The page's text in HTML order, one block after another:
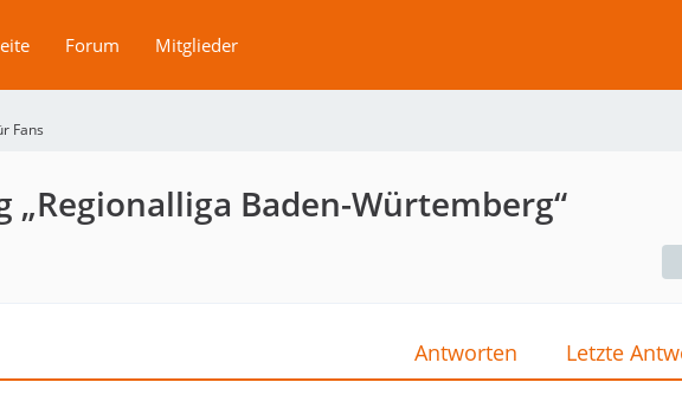
Forum Mitglieder
Fans
„Regionalliga Baden-Würtemberg“
Antworten Letzte